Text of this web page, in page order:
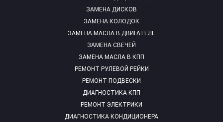
ЗАМЕНА ДИСКОВ
ЗАМЕНА КОЛОДОК
ЗАМЕНА МАСЛА В ДВИГАТЕЛЕ
ЗАМЕНА СВЕЧЕЙ
ЗАМЕНА МАСЛА В КПП
РЕМОНТ РУЛЕВОЙ РЕЙКИ
РЕМОНТ ПОДВЕСКИ
ДИАГНОСТИКА КПП
РЕМОНТ ЭЛЕКТРИКИ
ДИАГНОСТИКА КОНДИЦИОНЕРА